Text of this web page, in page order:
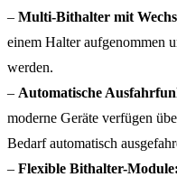
– Multi-Bithalter mit
einem Halter aufgenommen
werden.
– Automatische
moderne Geräte verfügen
Bedarf automatisch
– Flexible Bithalter-Module: